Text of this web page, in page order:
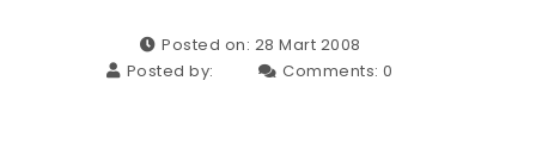
Posted on: 28 Mart 2008
Posted by:
Comments:0